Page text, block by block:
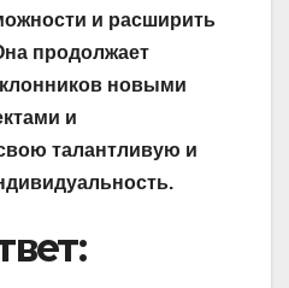
и расширить
продолжает
новыми
и
талантливую и